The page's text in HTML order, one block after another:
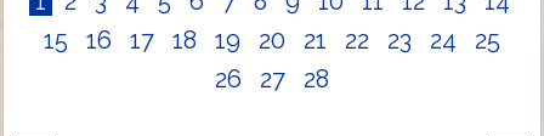
15
16 17 18 19 20 21 22 23 24
25
26
27 28